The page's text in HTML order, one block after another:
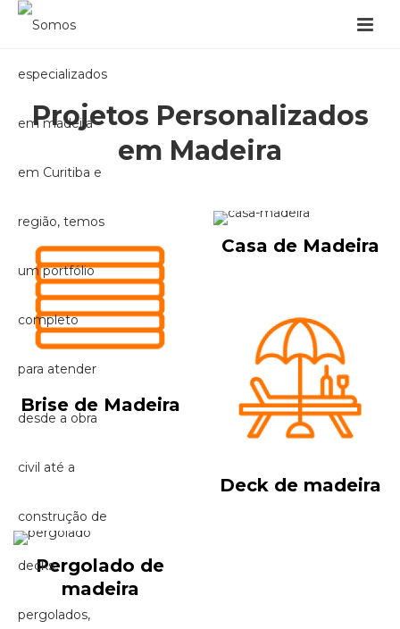
Projetos Personalizados
em Madeira
Brise de Madeira
Casa de Madeira
Deck de madeira
Pergolado de
madeira